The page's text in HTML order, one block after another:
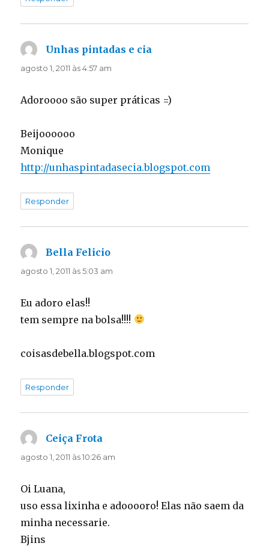
Unhas pintadas e cia
agosto 1, 2011 às 4:57 am
Adoroooo são super práticas =)
Beijoooooo
Monique
http://unhaspintadasecia.blogspot.com
Responder
Bella Felicio
agosto 1, 2011 às 5:03 am
Eu adoro elas!!
tem sempre na bolsa!!!!
coisasdebella.blogspot.com
Responder
Ceiça Frota
agosto 1, 2011 às 10:26 am
Oi Luana,
uso essa lixinha e adooooro! Elas não saem da
minha necessarie.
Bjins